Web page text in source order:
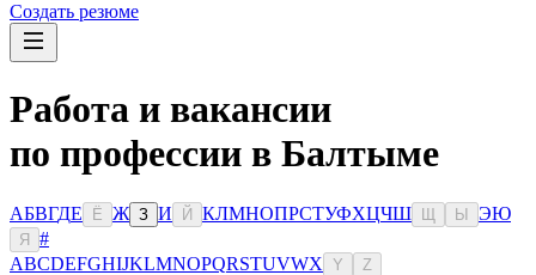
Создать резюме
Работа и вакансии
по профессии в Балтыме
АБВГДЕ Ё Ж З И Й КЛМНОПРСТУФХЦЧШ Ы ЭЮ
Я
#
ABCDEFGHIJKLMNOPQRSTUVWX Y Z